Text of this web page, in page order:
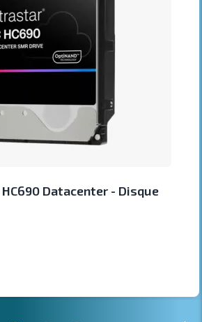
Datacenter - Disque